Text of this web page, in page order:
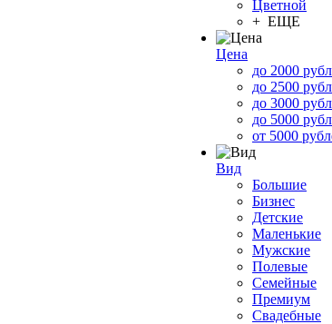
Цветной
+ ЕЩЕ
Цена
до 2000
до 2500
до 3000
до 5000
от 5000
Вид
Большие
Бизнес
Детские
Маленькие
Мужские
Полевые
Семейные
Премиум
Свадебные